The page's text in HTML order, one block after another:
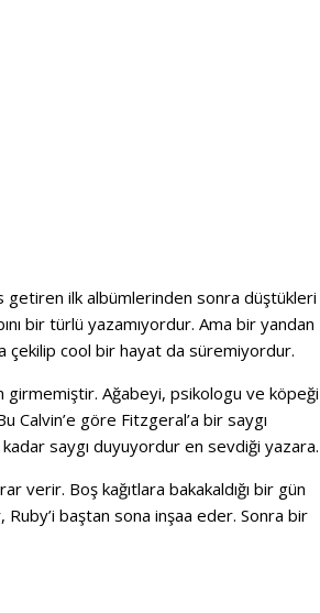
getiren ilk albümlerinden sonra düştükleri
bir türlü yazamıyordur. Ama bir yandan
çekilip cool bir hayat da süremiyordur.
girmemiştir. Ağabeyi, psikologu ve köpeği
Calvin’e göre Fitzgeral’a bir saygı
saygı duyuyordur en sevdiği yazara.
verir. Boş kağıtlara bakakaldığı bir gün
Ruby’i baştan sona inşaa eder. Sonra bir